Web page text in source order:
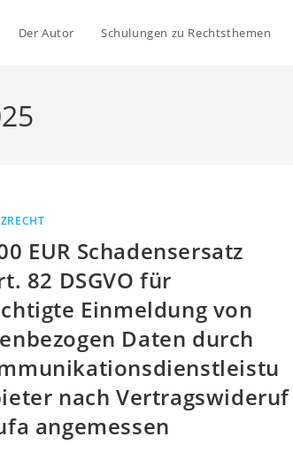
Der Autor Schulungen zu Rechtsthemen
EUR Schadensersatz
82 DSGVO für
Einmeldung von
Daten durch
nach Vertragswideruf
angemessen